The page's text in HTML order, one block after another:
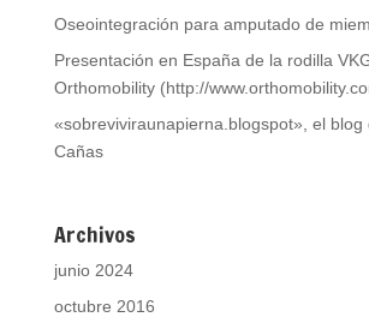
Oseointegración para amputado de
Presentación en España de la rodilla
Orthomobility (http://
«sobreviviraunapierna.blogspot», el blog
Cañas
Archivos
junio 2024
octubre 2016